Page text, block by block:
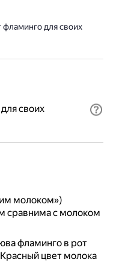
для своих
своих
молоком»)
сравнима с молоком
фламинго в рот
Красный цвет молока